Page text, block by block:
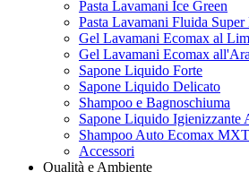
Pasta Lavamani Ice Green
Pasta Lavamani Fluida
Gel Lavamani Ecomax al
Gel Lavamani Ecomax
Sapone Liquido Forte
Sapone Liquido Delicato
Shampoo e Bagnoschiuma
Sapone Liquido Igienizzante
Shampoo Auto Ecomax
Accessori
Qualità e Ambiente